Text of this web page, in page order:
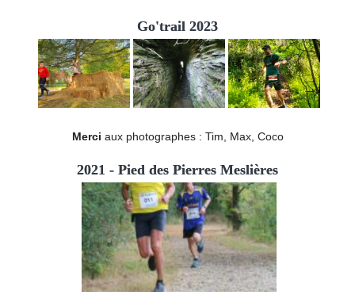
Go'trail 2023
Merci aux photographes : Tim, Max, Coco
2021 - Pied des Pierres Meslières